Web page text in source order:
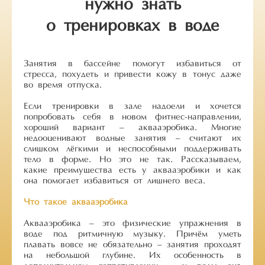
нужно знать
о тренировках в воде
Занятия в бассейне помогут избавиться от
стресса, похудеть и привести кожу в тонус даже
во время отпуска.
Если тренировки в зале надоели и хочется
попробовать себя в новом фитнес-направлении,
хороший вариант – аквааэробика. Многие
недооценивают водные занятия – считают их
слишком лёгкими и неспособными поддерживать
тело в форме. Но это не так. Рассказываем,
какие преимущества есть у аквааэробики и как
она помогает избавиться от лишнего веса.
Что такое аквааэробика
Аквааэробика – это физические упражнения в
воде под ритмичную музыку. Причём уметь
плавать вовсе не обязательно – занятия проходят
на небольшой глубине. Их особенность в